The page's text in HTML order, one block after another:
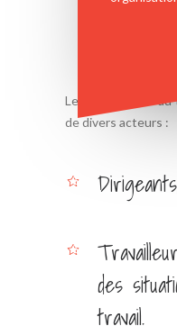
Le psychologue
de divers acteurs :
des
travail.